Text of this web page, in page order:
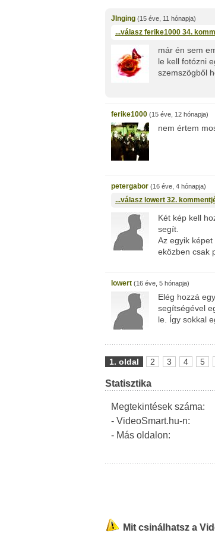
JInging (15 éve, 11 hónapja)
...válasz ferike1000 34.
már én sem
le kell fotózni
szemszögből
ferike1000 (15 éve, 12 hónapja)
nem értem
petergabor (16 éve, 4 hónapja)
...válasz lowert 32.
Két kép kell
segít.
Az egyik
eközben csak
lowert (16 éve, 5 hónapja)
Elég hozzá
segítségével
le. Így sokkal
1. oldal 2 3 4 5
Statisztika
Megtekintések száma:
- VideoSmart.hu-n:
- Más oldalon:
Mit csinálhatsz a